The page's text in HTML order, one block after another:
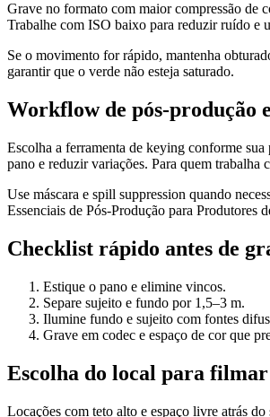
Grave no formato com maior compressão de
Trabalhe com ISO baixo para reduzir ruído e
Se o movimento for rápido, mantenha
garantir que o verde não esteja saturado.
Workflow de pós‑produção
Escolha a ferramenta de keying conforme
pano e reduzir variações. Para quem
Use máscara e spill suppression quando
Essenciais de Pós‑Produção para
Checklist rápido antes de
Estique o pano e elimine vincos.
Separe sujeito e fundo por 1,5–3 m.
Ilumine fundo e sujeito com fontes
Grave em codec e espaço de cor que
Escolha do local para filmar
Locações com teto alto e espaço livre atrás